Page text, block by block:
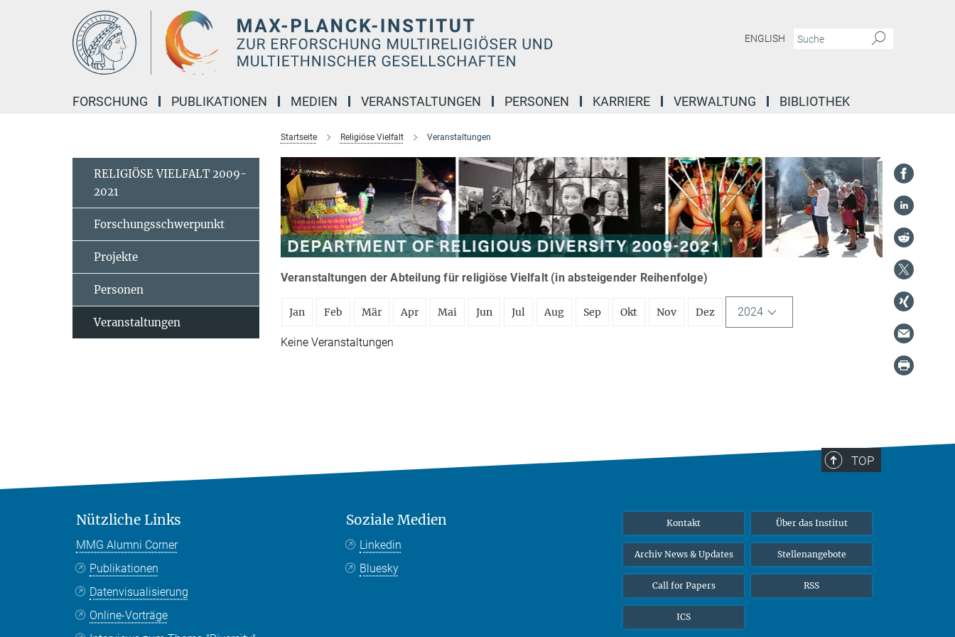
ENGLISH
FORSCHUNG PUBLIKATIONEN MEDIEN VERANSTALTUNGEN PERSONEN KARRIERE VERWALTUNG BIBLIOTHEK
Startseite Religiöse Vielfalt Veranstaltungen
Veranstaltungen der Abteilung für religiöse Vielfalt (in absteigender Reihenfolge)
Jan Feb Mär Apr Mai Jun Jul Aug Sep Okt Nov Dez 2024
Keine Veranstaltungen
RELIGIÖSE VIELFALT 2009-
2021
Forschungsschwerpunkt
Projekte
Personen
Veranstaltungen
TOP
Nützliche Links
MMG Alumni Corner
Publikationen
Datenvisualisierung
Online-Vorträge
Soziale Medien
Linkedin
Bluesky
Kontakt Über das Institut
Archiv News & Updates Stellenangebote
Call for Papers RSS
ICS